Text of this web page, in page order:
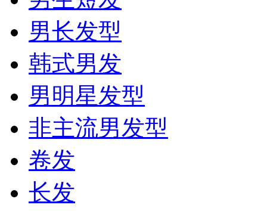
男长发型
韩式男发
男明星发型
非主流男发型
卷发
长发